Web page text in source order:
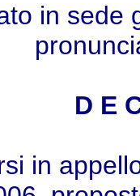
in sede
D E
in